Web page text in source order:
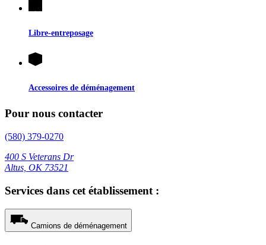
Libre-entreposage
Accessoires de déménagement
Pour nous contacter
(580) 379-0270
400 S Veterans Dr
Altus, OK 73521
Services dans cet établissement :
Camions de déménagement